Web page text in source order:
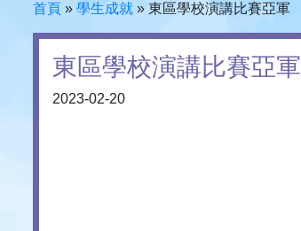
首頁 » 學生成就 » 東區學校演講比賽亞軍
東區學校演講比賽亞軍
2023-02-20